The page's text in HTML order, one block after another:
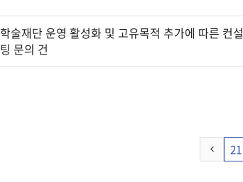
학술재단 운영 활성화 및 고유목적 추가에 따른 컨설
팅 문의 건
21